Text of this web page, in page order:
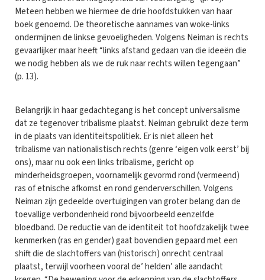
Meteen hebben we hiermee de drie hoofdstukken van haar
boek genoemd. De theoretische aannames van woke-links
ondermijnen de linkse gevoeligheden. Volgens Neiman is rechts
gevaarlijker maar heeft “links afstand gedaan van die ideeën die
we nodig hebben als we de ruk naar rechts willen tegengaan”
(p. 13).
Belangrijk in haar gedachtegang is het concept universalisme
dat ze tegenover tribalisme plaatst. Neiman gebruikt deze term
in de plaats van identiteitspolitiek. Er is niet alleen het
tribalisme van nationalistisch rechts (genre ‘eigen volk eerst’ bij
ons), maar nu ook een links tribalisme, gericht op
minderheidsgroepen, voornamelijk gevormd rond (vermeend)
ras of etnische afkomst en rond genderverschillen. Volgens
Neiman zijn gedeelde overtuigingen van groter belang dan de
toevallige verbondenheid rond bijvoorbeeld eenzelfde
bloedband. De reductie van de identiteit tot hoofdzakelijk twee
kenmerken (ras en gender) gaat bovendien gepaard met een
shift die de slachtoffers van (historisch) onrecht centraal
plaatst, terwijl voorheen vooral de’ helden’ alle aandacht